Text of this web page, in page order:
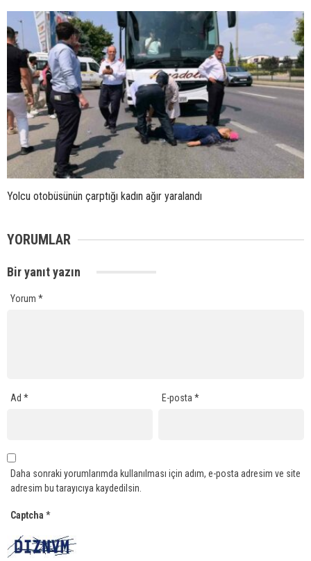
Yolcu otobüsünün çarptığı kadın ağır yaralandı
YORUMLAR
Bir yanıt yazın
Yorum *
Ad * E-posta*
Daha sonraki yorumlarımda kullanılması için adım, e-posta adresim ve site
adresim bu tarayıcıya kaydedilsin.
Captcha *